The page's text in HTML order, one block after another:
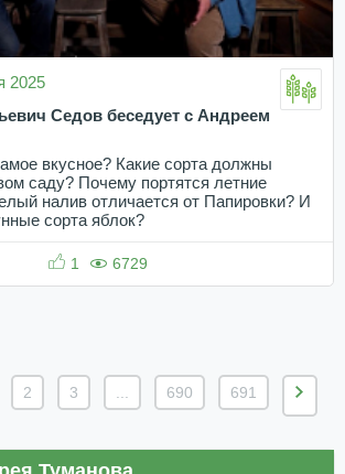
2025
Седов беседует с Андреем
вкусное? Какие сорта должны
саду? Почему портятся летние
налив отличается от Папировки? И
сорта яблок?
1 6729
2 3 690 691